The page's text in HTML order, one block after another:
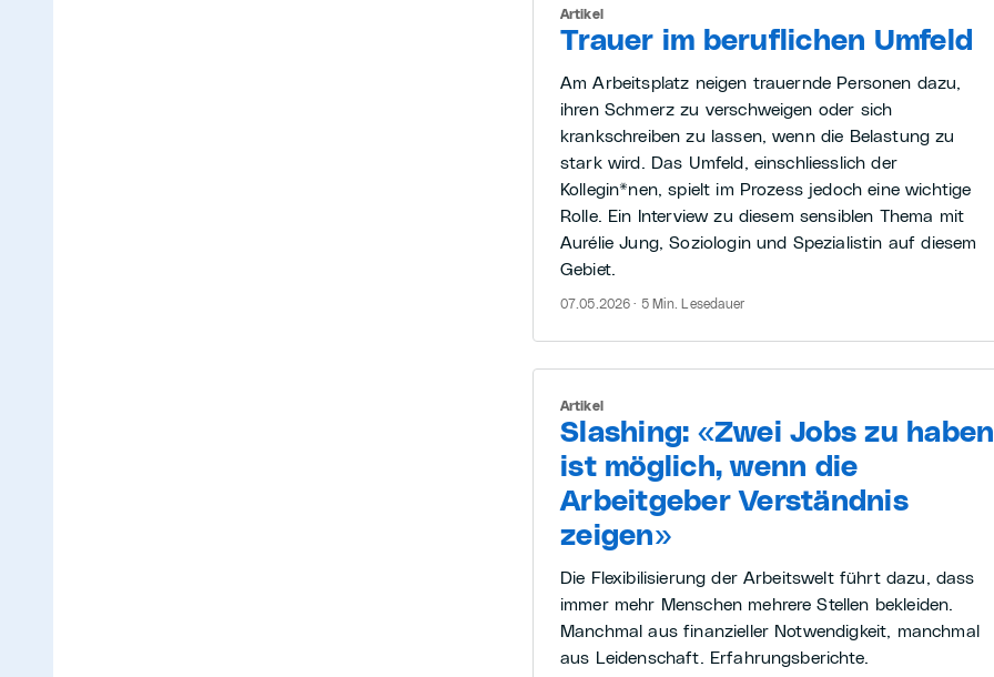
Trauer im beruflichen Umfeld
Artikel
Am Arbeitsplatz neigen trauernde Personen dazu,
ihren Schmerz zu verschweigen oder sich
krankschreiben zu lassen, wenn die Belastung zu
stark wird. Das Umfeld, einschliesslich der
Kollegin*nen, spielt im Prozess jedoch eine wichtige
Rolle. Ein Interview zu diesem sensiblen Thema mit
Aurélie Jung, Soziologin und Spezialistin auf diesem
Gebiet.
07.05.2026 · 5 Min. Lesedauer
Slashing: «Zwei Jobs zu haben
ist möglich, wenn die
Arbeitgeber Verständnis
zeigen»
Artikel
Die Flexibilisierung der Arbeitswelt führt dazu, dass
immer mehr Menschen mehrere Stellen bekleiden.
Manchmal aus finanzieller Notwendigkeit, manchmal
aus Leidenschaft. Erfahrungsberichte.